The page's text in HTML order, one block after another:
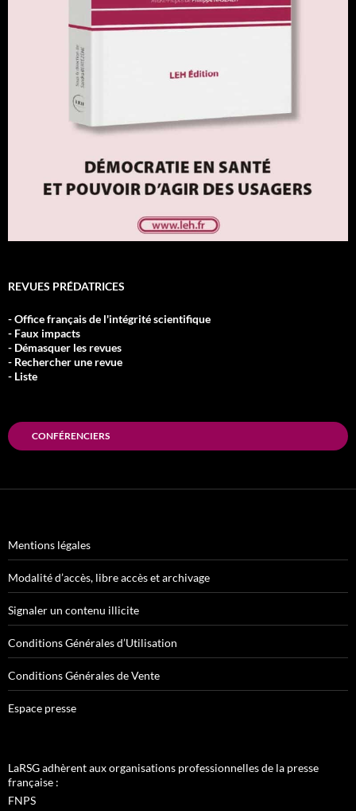
REVUES PRÉDATRICES
- Office français de l'intégrité scientifique
- Faux impacts
- Démasquer les revues
- Rechercher une revue
- Liste
CONFÉRENCIERS
Mentions légales
Modalité d’accès, libre accès et archivage
Signaler un contenu illicite
Conditions Générales d’Utilisation
Conditions Générales de Vente
Espace presse
LaRSG adhèrent aux organisations professionnelles de la presse
française :
FNPS